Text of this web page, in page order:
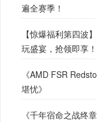
遍全赛季！
【惊爆福利第四波
玩盛宴，抢领即享！
《AMD FSR
堪忧》
《千年宿命之战终